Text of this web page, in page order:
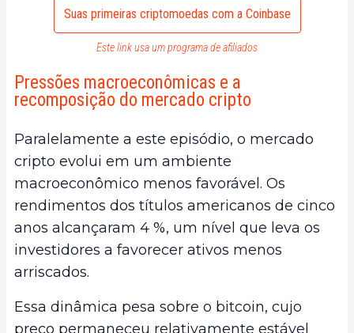
Suas primeiras criptomoedas com a Coinbase
Este link usa um programa de afiliados
Pressões macroeconômicas e a
recomposição do mercado cripto
Paralelamente a este episódio, o mercado
cripto evolui em um ambiente
macroeconômico menos favorável. Os
rendimentos dos títulos americanos de cinco
anos alcançaram 4 %, um nível que leva os
investidores a favorecer ativos menos
arriscados.
Essa dinâmica pesa sobre o bitcoin, cujo
preço permaneceu relativamente estável